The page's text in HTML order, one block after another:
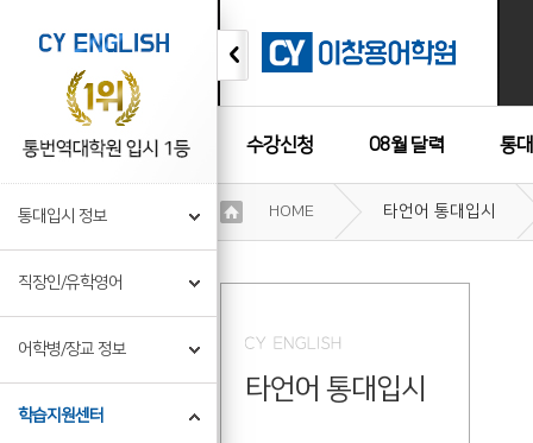
수강신청 08월 달력 통
수강후기
통대입시 정보
직장인/유학영어
어학병/장교 정보
학습지원센터
기
정
HOME 타언어 통대입시
타언어 통대입시